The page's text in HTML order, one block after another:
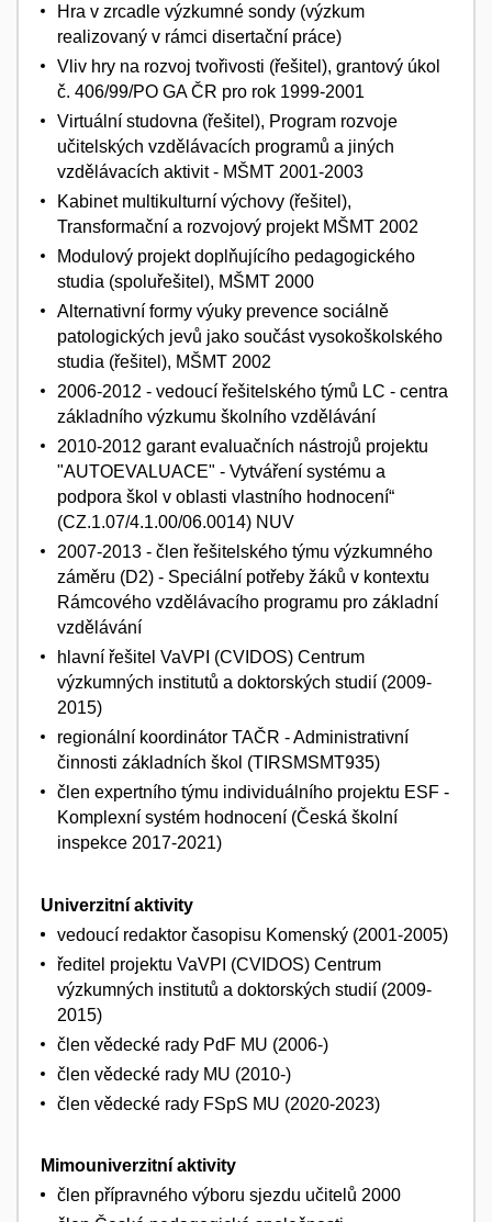
Hra v zrcadle výzkumné sondy (výzkum
realizovaný v rámci disertační práce)
Vliv hry na rozvoj tvořivosti (řešitel), grantový úkol
č. 406/99/PO GA ČR pro rok 1999-2001
Virtuální studovna (řešitel), Program rozvoje
učitelských vzdělávacích programů a jiných
vzdělávacích aktivit - MŠMT 2001-2003
Kabinet multikulturní výchovy (řešitel),
Transformační a rozvojový projekt MŠMT 2002
Modulový projekt doplňujícího pedagogického
studia (spoluřešitel), MŠMT 2000
Alternativní formy výuky prevence sociálně
patologických jevů jako součást vysokoškolského
studia (řešitel), MŠMT 2002
2006-2012 - vedoucí řešitelského týmů LC - centra
základního výzkumu školního vzdělávání
2010-2012 garant evaluačních nástrojů projektu
"AUTOEVALUACE" - Vytváření systému a
podpora škol v oblasti vlastního hodnocení“
(CZ.1.07/4.1.00/06.0014) NUV
2007-2013 - člen řešitelského týmu výzkumného
záměru (D2) - Speciální potřeby žáků v kontextu
Rámcového vzdělávacího programu pro základní
vzdělávání
hlavní řešitel VaVPI (CVIDOS) Centrum
výzkumných institutů a doktorských studií (2009-
2015)
regionální koordinátor TAČR - Administrativní
činnosti základních škol (TIRSMSMT935)
člen expertního týmu individuálního projektu ESF -
Komplexní systém hodnocení (Česká školní
inspekce 2017-2021)
Univerzitní aktivity
vedoucí redaktor časopisu Komenský (2001-2005)
ředitel projektu VaVPI (CVIDOS) Centrum
výzkumných institutů a doktorských studií (2009-
2015)
člen vědecké rady PdF MU (2006-)
člen vědecké rady MU (2010-)
člen vědecké rady FSpS MU (2020-2023)
Mimouniverzitní aktivity
člen přípravného výboru sjezdu učitelů 2000